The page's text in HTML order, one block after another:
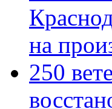
на
250